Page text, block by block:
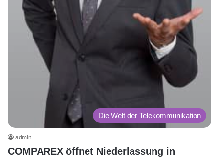
Die Welt der Telekommunikation
admin
COMPAREX öffnet Niederlassung in